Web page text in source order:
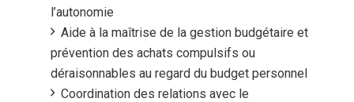
l’autonomie
Aide à la maîtrise de la gestion budgétaire et
prévention des achats compulsifs ou
déraisonnables au regard du budget personnel
Coordination des relations avec le